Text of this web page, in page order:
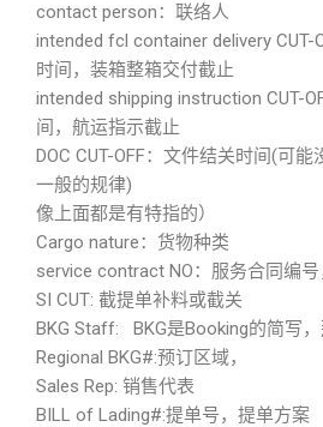
contact person：联络人
intended fcl container delivery CUT-
时间，装箱整箱交付截止
intended shipping instruction CUT-
间，航运指示截止
DOC CUT-OFF：文件结关时间(可
一般的规律)
像上面都是有特指的）
Cargo nature：货物种类
service contract NO：服务合同编号
SI CUT: 截提单补料或截关
BKG Staff: BKG是Booking的简写
Regional BKG#:预订区域，
Sales Rep: 销售代表
BILL of Lading#:提单号，提单方案